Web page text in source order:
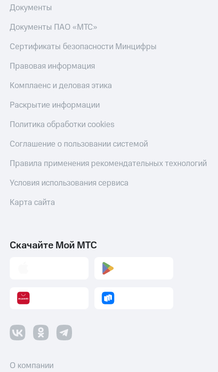
Документы
Документы ПАО «МТС»
Сертификаты безопасности Минцифры
Правовая информация
Комплаенс и деловая этика
Раскрытие информации
Политика обработки cookies
Соглашение о пользовании системой
Правила применения рекомендательных технологий
Условия использования сервиса
Карта сайта
Скачайте Мой МТС
О компании